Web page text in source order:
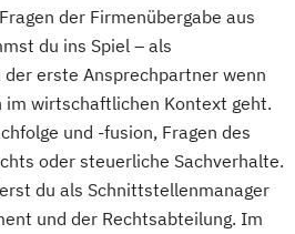
der Firmenübergabe aus
du ins Spiel – als
erste Ansprechpartner wenn
im wirtschaftlichen Kontext geht.
und -fusion, Fragen des
oder steuerliche Sachverhalte.
du als Schnittstellenmanager
und der Rechtsabteilung. Im